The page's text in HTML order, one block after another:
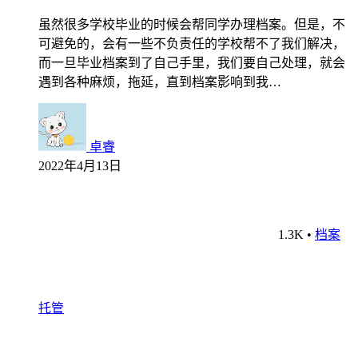
虽然很多学校毕业的时候会帮同学办理档案。但是，不
可避免的，会有一些不负责任的学校帮不了我们解决，
而一旦毕业档案到了自己手里，我们要自己处理，就会
遇到各种麻烦，拖延，直到档案影响到我…
卓睿
2022年4月13日
1.3K • 档案
托管